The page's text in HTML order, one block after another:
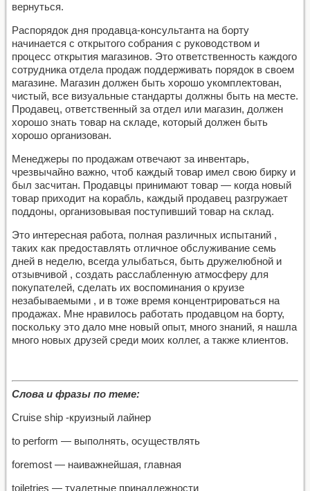
вернуться.
Распорядок дня продавца-консультанта на борту
начинается с открытого собрания с руководством и
процесс открытия магазинов. Это ответственность каждого
сотрудника отдела продаж поддерживать порядок в своем
магазине. Магазин должен быть хорошо укомплектован,
чистый, все визуальные стандарты должны быть на месте.
Продавец, ответственный за отдел или магазин, должен
хорошо знать товар на складе, который должен быть
хорошо организован.
Менеджеры по продажам отвечают за инвентарь,
чрезвычайно важно, чтоб каждый товар имел свою бирку и
был засчитан. Продавцы принимают товар — когда новый
товар приходит на корабль, каждый продавец разгружает
поддоны, организовывая поступивший товар на склад.
Это интересная работа, полная различных испытаний ,
таких как предоставлять отличное обслуживание семь
дней в неделю, всегда улыбаться, быть дружелюбной и
отзывчивой , создать расслабленную атмосферу для
покупателей, сделать их воспоминания о круизе
незабываемыми , и в тоже время концентрироваться на
продажах. Мне нравилось работать продавцом на борту,
поскольку это дало мне новый опыт, много знаний, я нашла
много новых друзей среди моих коллег, а также клиентов.
Слова и фразы по теме:
Cruise ship -круизный лайнер
to perform — выполнять, осуществлять
foremost — наиважнейшая, главная
toiletries — туалетные принадлежности